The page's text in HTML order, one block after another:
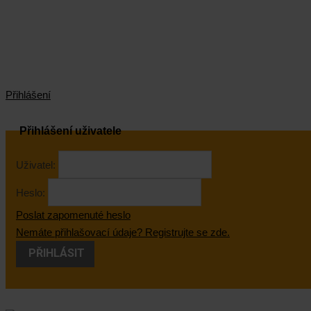
Přihlášení
Přihlášení uživatele
Uživatel:
Heslo:
Poslat zapomenuté heslo
Nemáte přihlašovací údaje? Registrujte se zde.